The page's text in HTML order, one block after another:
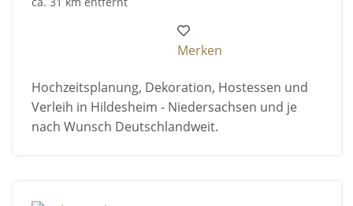
Merken
Hochzeitsplanung, Dekoration, Hostessen und
Verleih in Hildesheim - Niedersachsen und je
nach Wunsch Deutschlandweit.